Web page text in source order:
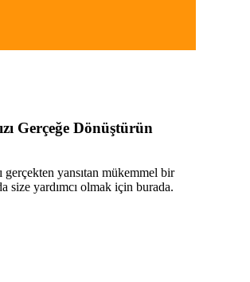
Gerçeğe Dönüştürün
gerçekten yansıtan mükemmel bir
size yardımcı olmak için burada.